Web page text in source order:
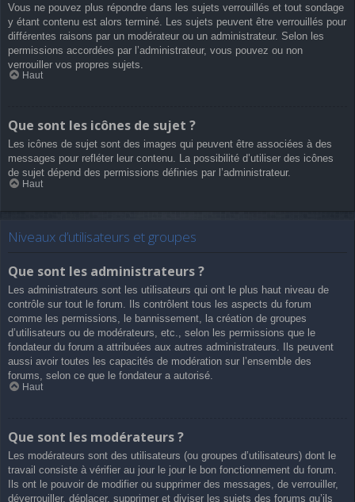
Vous ne pouvez plus répondre dans les sujets verrouillés et tout sondage
y étant contenu est alors terminé. Les sujets peuvent être verrouillés pour
différentes raisons par un modérateur ou un administrateur. Selon les
permissions accordées par l’administrateur, vous pouvez ou non
verrouiller vos propres sujets.
Haut
Que sont les icônes de sujet ?
Les icônes de sujet sont des images qui peuvent être associées à des
messages pour refléter leur contenu. La possibilité d’utiliser des icônes
de sujet dépend des permissions définies par l’administrateur.
Haut
Niveaux d’utilisateurs et groupes
Que sont les administrateurs ?
Les administrateurs sont les utilisateurs qui ont le plus haut niveau de
contrôle sur tout le forum. Ils contrôlent tous les aspects du forum
comme les permissions, le bannissement, la création de groupes
d’utilisateurs ou de modérateurs, etc., selon les permissions que le
fondateur du forum a attribuées aux autres administrateurs. Ils peuvent
aussi avoir toutes les capacités de modération sur l’ensemble des
forums, selon ce que le fondateur a autorisé.
Haut
Que sont les modérateurs ?
Les modérateurs sont des utilisateurs (ou groupes d’utilisateurs) dont le
travail consiste à vérifier au jour le jour le bon fonctionnement du forum.
Ils ont le pouvoir de modifier ou supprimer des messages, de verrouiller,
déverrouiller, déplacer, supprimer et diviser les sujets des forums qu’ils